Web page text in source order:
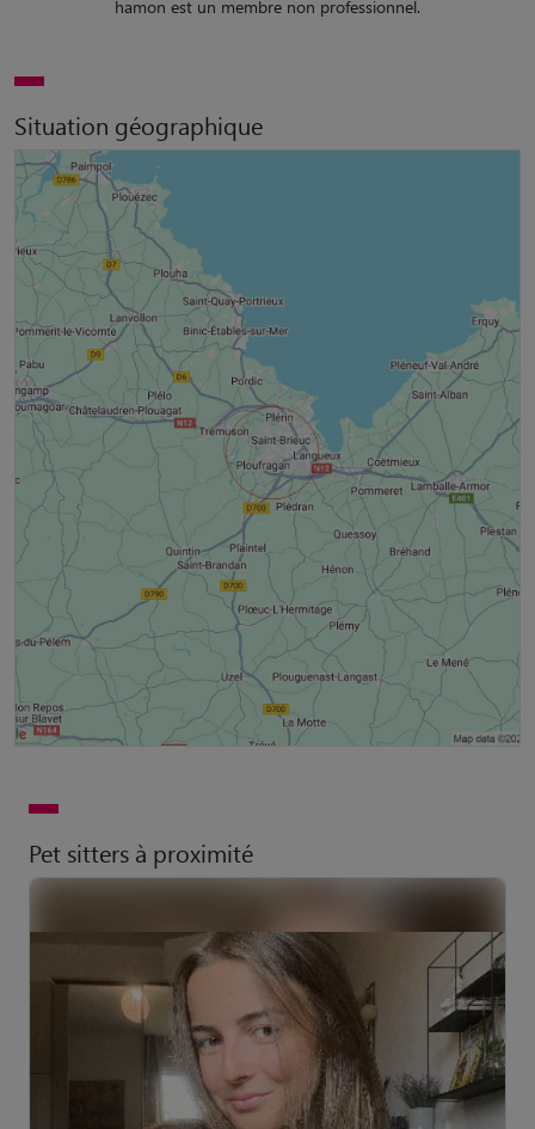
hamon est un membre non professionnel.
Situation géographique
Pet sitters à proximité